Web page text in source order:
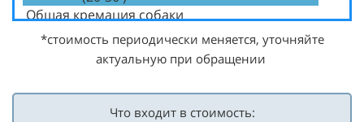
Общая кремация собаки
(30-40 )
5000
Общая кремация собаки
(40-50 )
6000
Эвтаназия + Общая кремация собаки
*стоимость периодически меняется, уточняйте
актуальную при обращении
Что входит в стоимость: